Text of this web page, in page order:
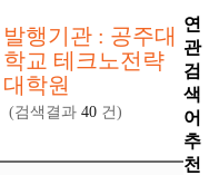
발행기관 : 공주대
학교 테크노전략
대학원
(검색결과 40 건)
연
관
검
색
어
추
천